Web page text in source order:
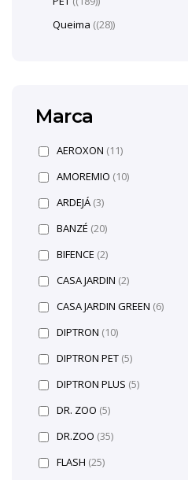
Queima (28)
Marca
AEROXON (11)
AMOREMIO (10)
ARDEJÁ (3)
BANZÉ (20)
BIFENCE (2)
CASA JARDIN (2)
CASA JARDIN GREEN (6)
DIPTRON (10)
DIPTRON PET (5)
DIPTRON PLUS (5)
DR. ZOO (5)
DR.ZOO (35)
FLASH (25)